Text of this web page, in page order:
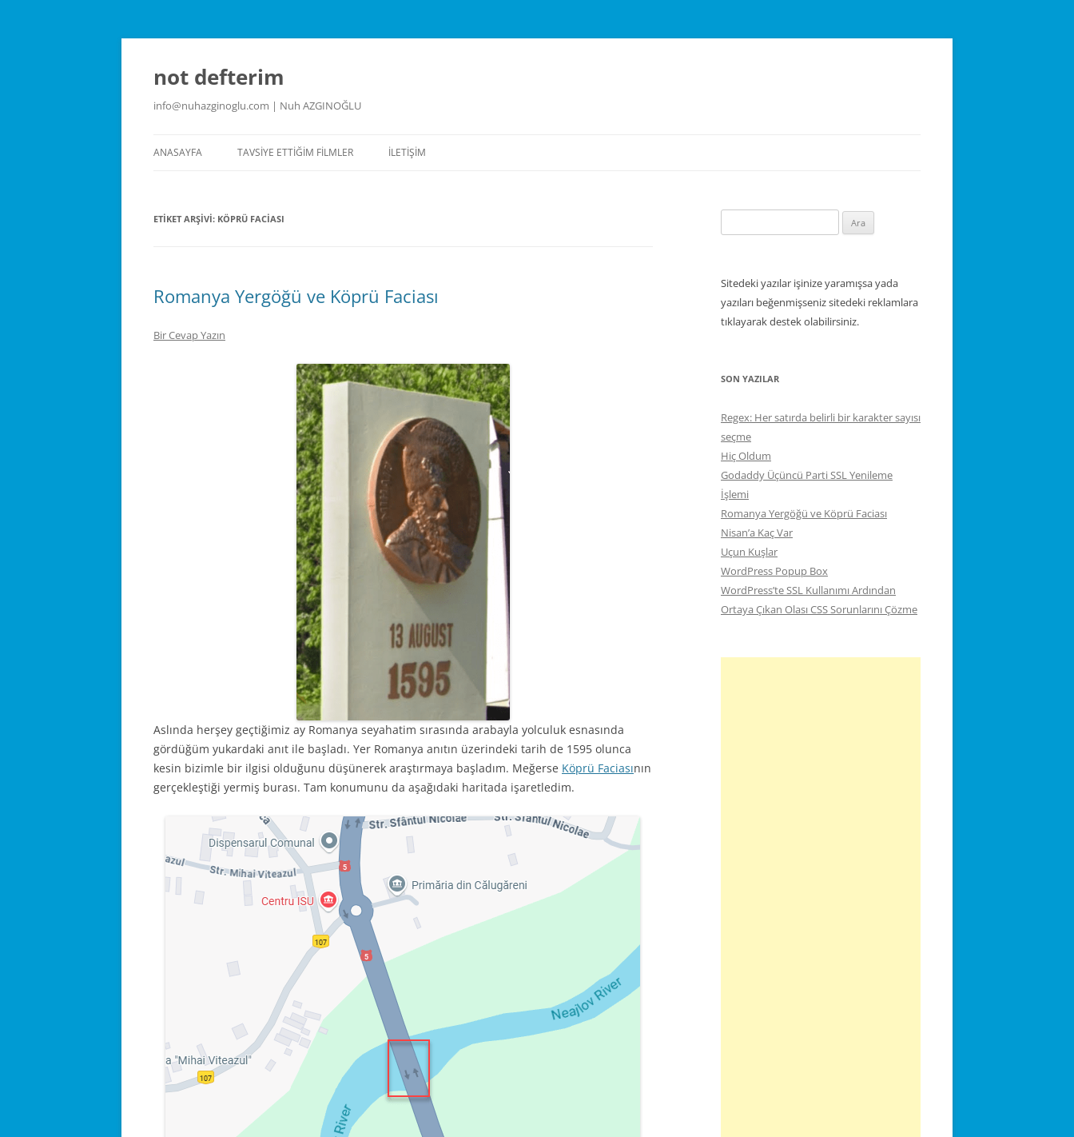
İçeriğe
not defterim
info@nuhazginoglu.com | Nuh AZGINOĞLU
ANASAYFA TAVSIYE ETTIĞIM FILMLER İLETIŞIM
ETIKET ARŞIVI: KÖPRÜ FACIASI
Romanya Yergöğü ve Köprü Faciası
Bir Cevap Yazın
Aslında herşey geçtiğimiz ay Romanya seyahatim sırasında arabayla yolculuk esnasında
gördüğüm yukardaki anıt ile başladı. Yer Romanya anıtın üzerindeki tarih de 1595 olunca
kesin bizimle bir ilgisi olduğunu düşünerek araştırmaya başladım. Meğerse Köprü Faciasının
gerçekleştiği yermiş burası. Tam konumunu da aşağıdaki haritada işaretledim.
Sitedeki yazılar işinize yaramışsa yada
yazıları beğenmişseniz sitedeki reklamlara
tıklayarak destek olabilirsiniz.
SON YAZILAR
Regex: Her satırda belirli bir karakter sayısı
seçme
Hiç Oldum
Godaddy Üçüncü Parti SSL Yenileme
İşlemi
Romanya Yergöğü ve Köprü Faciası
Nisan’a Kaç Var
Uçun Kuşlar
WordPress Popup Box
WordPress’te SSL Kullanımı Ardından
Ortaya Çıkan Olası CSS Sorunlarını Çözme